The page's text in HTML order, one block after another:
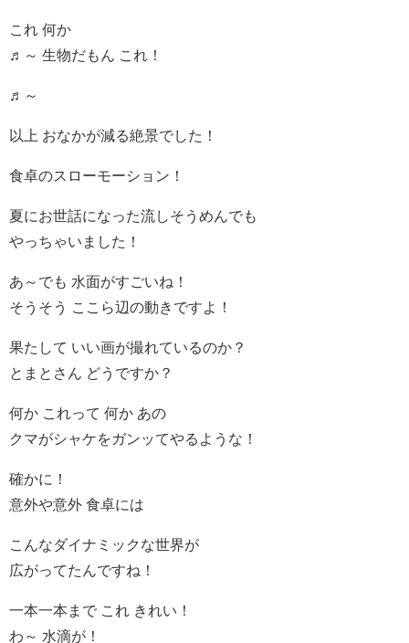
これ 何か
♬～ 生物だもん これ！
♬～
以上 おなかが減る絶景でした！
食卓のスローモーション！
夏にお世話になった流しそうめんでも
やっちゃいました！
あ～でも 水面がすごいね！
そうそう ここら辺の動きですよ！
果たして いい画が撮れているのか？
とまとさん どうですか？
何か これって 何か あの
クマがシャケをガンッてやるような！
確かに！
意外や意外 食卓には
こんなダイナミックな世界が
広がってたんですね！
一本一本まで これ きれい！
わ～ 水滴が！